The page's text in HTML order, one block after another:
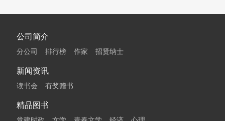
公司简介
分公司 排行榜 作家 招贤纳士
新闻资讯
读书会 有奖赠书
精品图书